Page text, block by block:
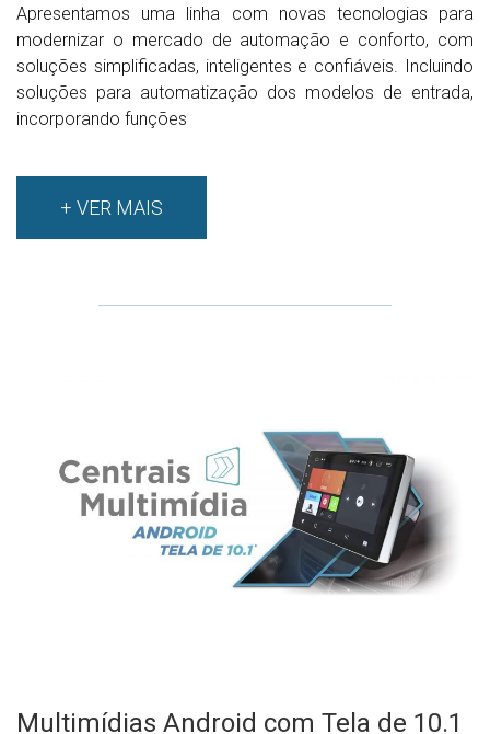
Apresentamos uma linha com novas tecnologias para
modernizar o mercado de automação e conforto, com
soluções simplificadas, inteligentes e confiáveis. Incluindo
soluções para automatização dos modelos de entrada,
incorporando funções
+ VER MAIS
Multimídias Android com Tela de 10.1